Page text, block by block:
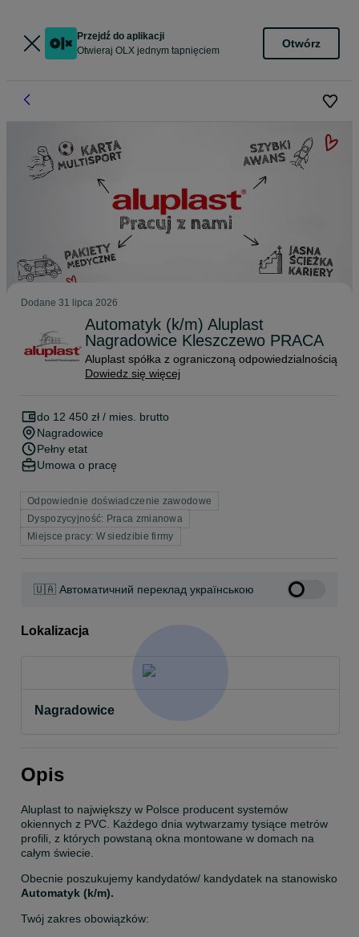
Przejdź do aplikacji
Otwieraj OLX jednym tapnięciem
Otwórz
Dodane 31 lipca 2026
Automatyk (k/m) Aluplast
Nagradowice Kleszczewo PRACA
Aluplast spółka z ograniczoną odpowiedzialnością
Dowiedz się więcej
do 12 450 zł / mies. brutto
Nagradowice
Pełny etat
Umowa o pracę
Odpowiednie doświadczenie zawodowe
Dyspozycyjność: Praca zmianowa
Miejsce pracy: W siedzibie firmy
🇺🇦 Автоматичний переклад українською
Lokalizacja
Nagradowice
Opis
Aluplast to największy w Polsce producent systemów
okiennych z PVC. Każdego dnia wytwarzamy tysiące metrów
profili, z których powstaną okna montowane w domach na
całym świecie.
Obecnie poszukujemy kandydatów/ kandydatek na stanowisko
Automatyk (k/m).
Twój zakres obowiązków: